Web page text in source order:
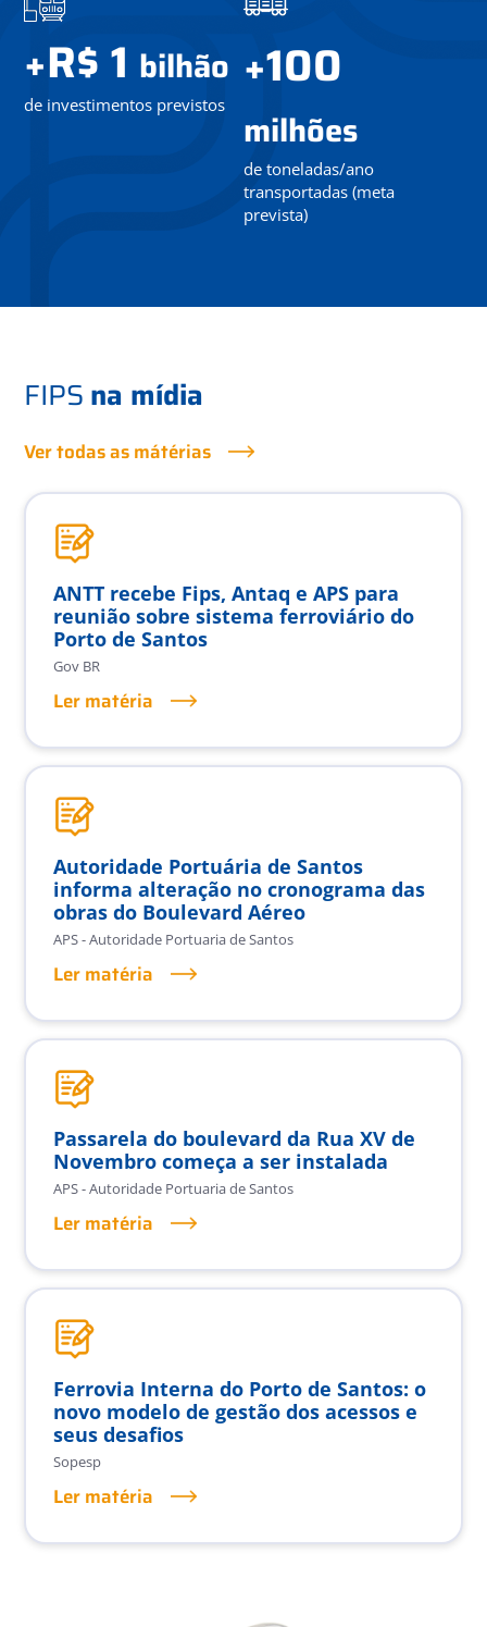
+R$ 1 bilhão
de investimentos previstos
+100
milhões
de toneladas/ano
transportadas (meta
prevista)
FIPSna mídia
Ver todas as mátérias
ANTT recebe Fips, Antaq e APS para
reunião sobre sistema ferroviário do
Porto de Santos
Gov BR
Ler matéria
Autoridade Portuária de Santos
informa alteração no cronograma das
obras do Boulevard Aéreo
APS - Autoridade Portuaria de Santos
Ler matéria
Passarela do boulevard da Rua XV de
Novembro começa a ser instalada
APS - Autoridade Portuaria de Santos
Ler matéria
Ferrovia Interna do Porto de Santos: o
novo modelo de gestão dos acessos e
seus desafios
Sopesp
Ler matéria